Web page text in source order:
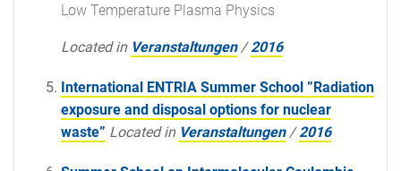
Low Temperature Plasma Physics
Located in Veranstaltungen /2016
International ENTRIA Summer School ”Radiation
exposure and disposal options for nuclear
waste” Located in Veranstaltungen /2016